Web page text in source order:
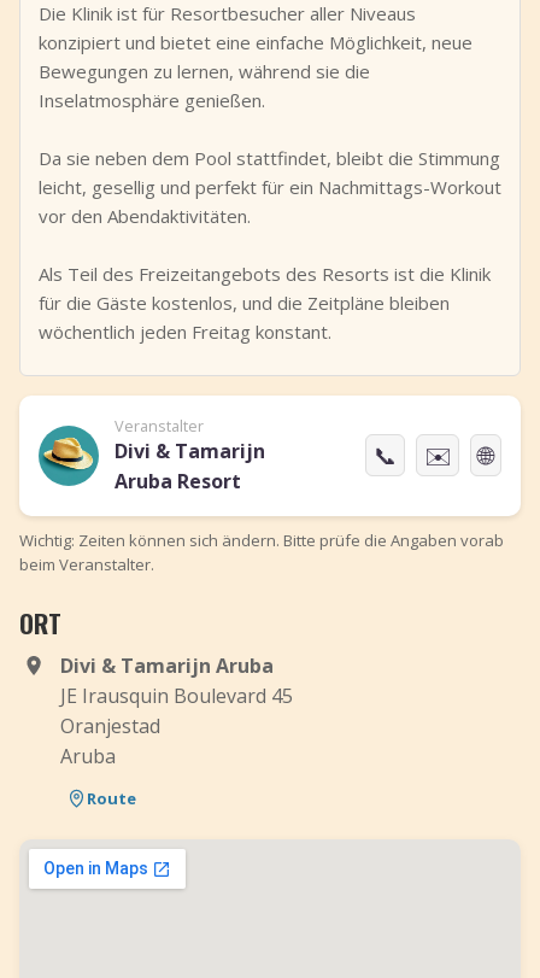
Die Klinik ist für Resortbesucher aller Niveaus
konzipiert und bietet eine einfache Möglichkeit, neue
Bewegungen zu lernen, während sie die
Inselatmosphäre genießen.
Da sie neben dem Pool stattfindet, bleibt die Stimmung
leicht, gesellig und perfekt für ein Nachmittags-Workout
vor den Abendaktivitäten.
Als Teil des Freizeitangebots des Resorts ist die Klinik
für die Gäste kostenlos, und die Zeitpläne bleiben
wöchentlich jeden Freitag konstant.
Veranstalter
Divi & Tamarijn
Aruba Resort
📞 ✉️ 🌐
Wichtig: Zeiten können sich ändern. Bitte prüfe die Angaben vorab
beim Veranstalter.
ORT
Divi & Tamarijn Aruba
JE Irausquin Boulevard 45
Oranjestad
Aruba
Route